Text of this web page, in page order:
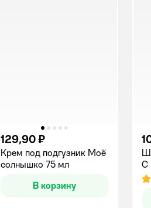
129,90 ₽
Крем под подгузник Моё
солнышко 75 мл
В корзину
С